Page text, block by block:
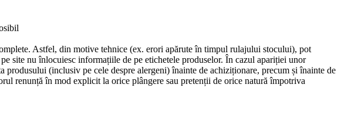
Astfel, din motive tehnice (ex. erori apărute în timpul rulajului stocului), pot
site nu înlocuiesc informațiile de pe etichetele produselor. În cazul apariției unor
(inclusiv pe cele despre alergeni) înainte de achiziționare, precum și înainte de
renunță în mod explicit la orice plângere sau pretenții de orice natură împotriva